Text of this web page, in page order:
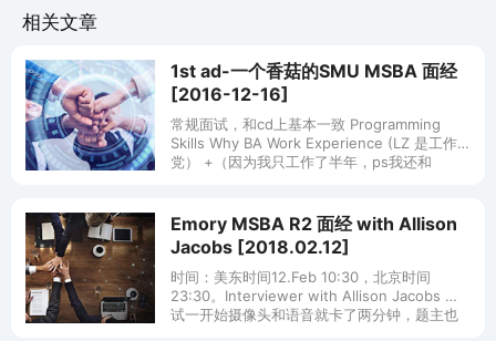
相关文章
1st ad-一个香菇的SMU MSBA 面经
[2016-12-16]
常规面试，和cd上基本一致 Programming
Skills Why BA Work Experience (LZ 是工作
党） +（因为我只工作了半年，ps我还和
Emory MSBA R2 面经 with Allison
Jacobs [2018.02.12]
时间：美东时间12.Feb 10:30，北京时间
23:30。Interviewer with Allison Jacobs 面
试一开始摄像头和语音就卡了两分钟，题主也